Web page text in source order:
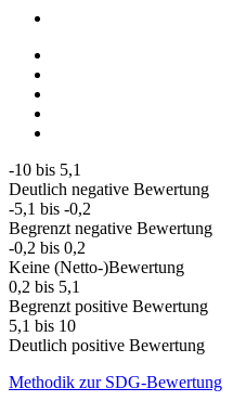
-10 bis 5,1
Deutlich negative Bewertung
-5,1 bis -0,2
Begrenzt negative Bewertung
-0,2 bis 0,2
Keine (Netto-)Bewertung
0,2 bis 5,1
Begrenzt positive Bewertung
5,1 bis 10
Deutlich positive Bewertung
Methodik zur SDG-Bewertung